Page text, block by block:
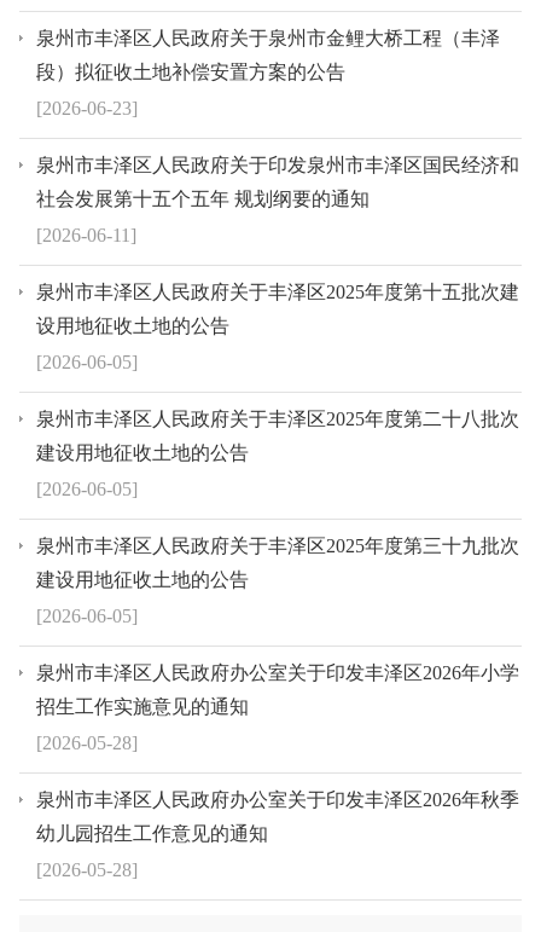
[2026-06-23]
泉州市丰泽区人民政府关于泉州市金鲤大桥工程（丰泽
段）拟征收土地补偿安置方案的公告
[2026-06-11]
泉州市丰泽区人民政府关于印发泉州市丰泽区国民经济和
社会发展第十五个五年 规划纲要的通知
[2026-06-05]
泉州市丰泽区人民政府关于丰泽区2025年度第十五批次建
设用地征收土地的公告
[2026-06-05]
泉州市丰泽区人民政府关于丰泽区2025年度第二十八批次
建设用地征收土地的公告
[2026-06-05]
泉州市丰泽区人民政府关于丰泽区2025年度第三十九批次
建设用地征收土地的公告
[2026-05-28]
泉州市丰泽区人民政府办公室关于印发丰泽区2026年小学
招生工作实施意见的通知
[2026-05-28]
泉州市丰泽区人民政府办公室关于印发丰泽区2026年秋季
幼儿园招生工作意见的通知